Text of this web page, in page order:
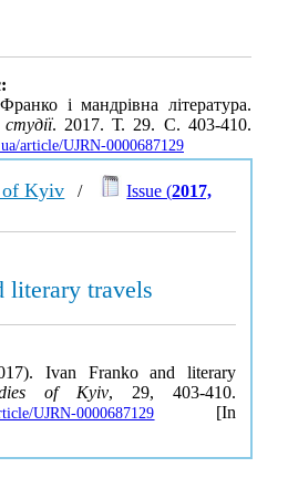
і мандрівна література.
. 2017. Т. 29. С. 403-410.
article/UJRN-0000687129
of Kyiv / Issue (2017,
literary travels
Ivan Franko and literary
of Kyiv, 29, 403-410.
UJRN-0000687129 [In